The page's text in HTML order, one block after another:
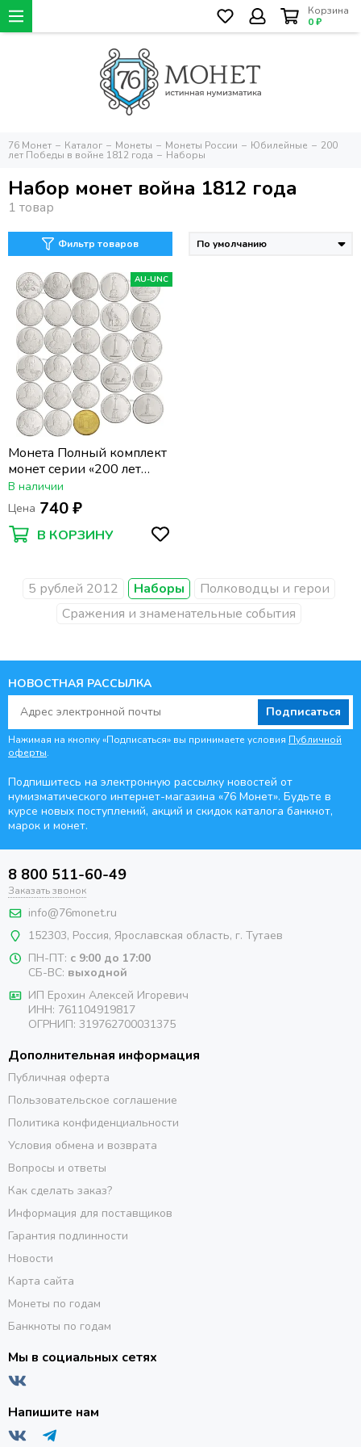
Корзина
0 ₽
76 Монет Каталог Монеты Монеты России Юбилейные 200
лет Победы в войне 1812 года Наборы
Набор монет война 1812 года
Фильтр товаров
AU-UNC
Монета Полный комплект
монет серии «200 лет
Победы в Отечественной
Войне 1812 года» (28 шт)
В наличии
Цена 740 ₽
В КОРЗИНУ
5 рублей 2012 Наборы
Полководцы и герои
Сражения и знаменательные события
НОВОСТНАЯ РАССЫЛКА
Подписаться
Нажимая на кнопку «Подписаться» вы принимаете условия Публичной
оферты.
Подпишитесь на электронную рассылку новостей от
нумизматического интернет-магазина «76 Монет». Будьте в
курсе новых поступлений, акций и скидок каталога банкнот,
марок и монет.
8 800 511-60-49
Заказать звонок
info@76monet.ru
152303, Россия, Ярославская область, г. Тутаев
ПН-ПТ: с 9:00 до 17:00
СБ-ВС: выходной
ИП Ерохин Алексей Игоревич
ИНН: 761104919817
ОГРНИП: 319762700031375
Дополнительная информация
Публичная оферта
Пользовательское соглашение
Политика конфиденциальности
Условия обмена и возврата
Вопросы и ответы
Как сделать заказ?
Информация для поставщиков
Гарантия подлинности
Новости
Карта сайта
Монеты по годам
Банкноты по годам
Мы в социальных сетях
Напишите нам